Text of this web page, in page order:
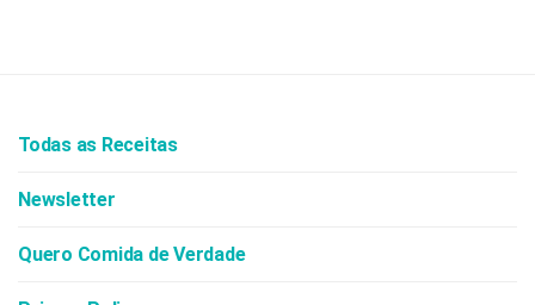
Todas as Receitas
Newsletter
Quero Comida de Verdade